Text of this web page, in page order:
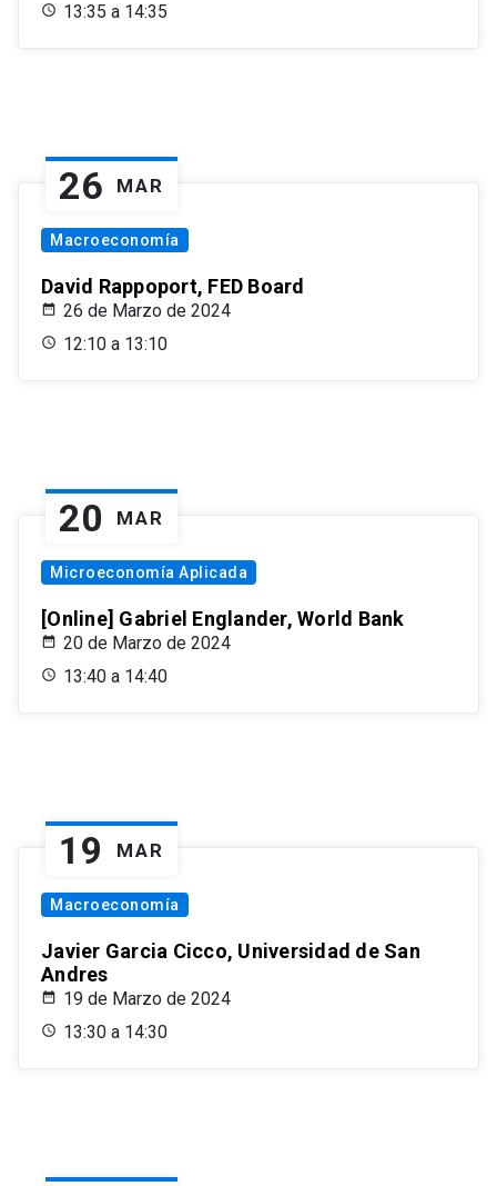
13:35 a 14:35
26 MAR
Macroeconomía
David Rappoport, FED Board
26 de Marzo de 2024
12:10 a 13:10
20 MAR
Microeconomía Aplicada
[Online] Gabriel Englander, World Bank
20 de Marzo de 2024
13:40 a 14:40
19 MAR
Macroeconomía
Javier Garcia Cicco, Universidad de San
Andres
19 de Marzo de 2024
13:30 a 14:30